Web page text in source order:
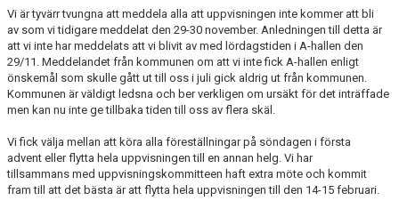
NYHETER
KONTAKT
Vi är tyvärr tvungna att meddela alla att uppvisningen inte kommer att bli
av som vi tidigare meddelat den 29-30 november. Anledningen till detta är
att vi inte har meddelats att vi blivit av med lördagstiden i A-hallen den
29/11. Meddelandet från kommunen om att vi inte fick A-hallen enligt
önskemål som skulle gått ut till oss i juli gick aldrig ut från kommunen.
Kommunen är väldigt ledsna och ber verkligen om ursäkt för det inträffade
men kan nu inte ge tillbaka tiden till oss av flera skäl.
Vi fick välja mellan att köra alla föreställningar på söndagen i första
advent eller flytta hela uppvisningen till en annan helg. Vi har
tillsammans med uppvisningskommitteen haft extra möte och kommit
fram till att det bästa är att flytta hela uppvisningen till den 14-15 februari.